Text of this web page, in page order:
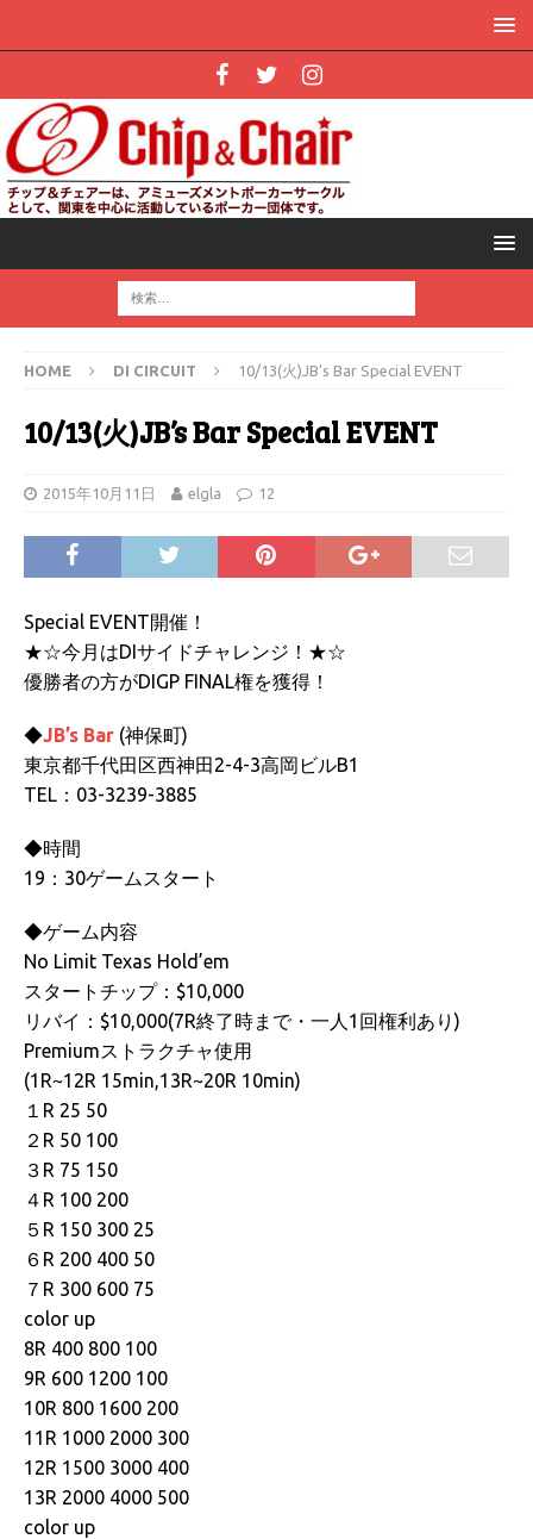
HOME DI CIRCUIT 10/13(火)JB’s Bar Special EVENT
10/13(火)JB’s Bar Special EVENT
2015年10月11日 elgla 12
Special EVENT開催！
★☆今月はDIサイドチャレンジ！★☆
優勝者の方がDIGP FINAL権を獲得！
◆JB’s Bar (神保町)
東京都千代田区西神田2-4-3高岡ビルB1
TEL：03-3239-3885
◆時間
19：30ゲームスタート
◆ゲーム内容
No Limit Texas Hold’em
スタートチップ：$10,000
リバイ：$10,000(7R終了時まで・一人1回権利あり)
Premiumストラクチャ使用
(1R~12R 15min,13R~20R 10min)
１R 25 50
２R 50 100
３R 75 150
４R 100 200
５R 150 300 25
６R 200 400 50
７R 300 600 75
color up
8R 400 800 100
9R 600 1200 100
10R 800 1600 200
11R 1000 2000 300
12R 1500 3000 400
13R 2000 4000 500
color up